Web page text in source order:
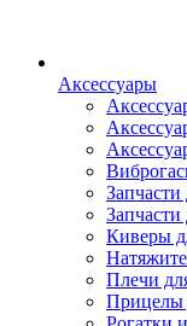
Аксессуары
Запчасти
Запчасти
Киверы
Плечи
Прицелы